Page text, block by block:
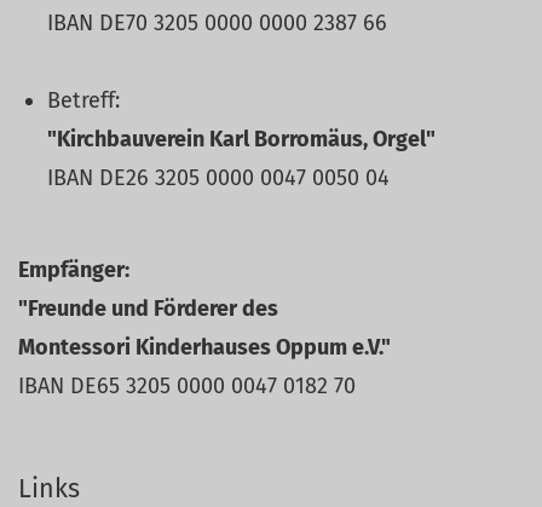
IBAN DE70 3205 0000 0000 2387 66
Betreff:
"Kirchbauverein Karl Borromäus, Orgel"
IBAN DE26 3205 0000 0047 0050 04
Empfänger:
"Freunde und Förderer des
Montessori Kinderhauses Oppum e.V."
IBAN DE65 3205 0000 0047 0182 70
Links